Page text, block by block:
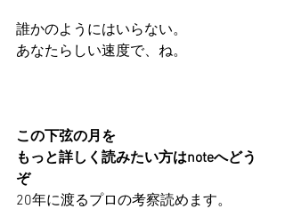
誰かのようにはいらない。
あなたらしい速度で、ね。
この下弦の月を
もっと詳しく読みたい方はnoteへどう
ぞ
20年に渡るプロの考察読めます。